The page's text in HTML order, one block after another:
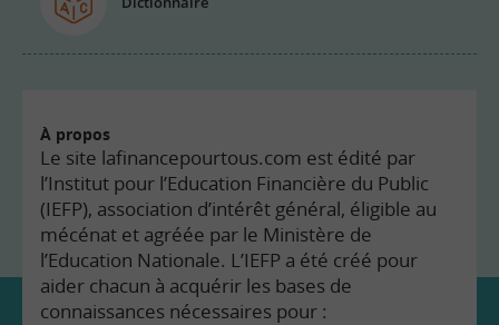
À propos
Le site lafinancepourtous.com est édité par
l’Institut pour l’Education Financière du Public
(IEFP), association d’intérêt général, éligible au
mécénat et agréée par le Ministère de
l’Education Nationale. L’IEFP a été créé pour
aider chacun à acquérir les bases de
connaissances nécessaires pour :